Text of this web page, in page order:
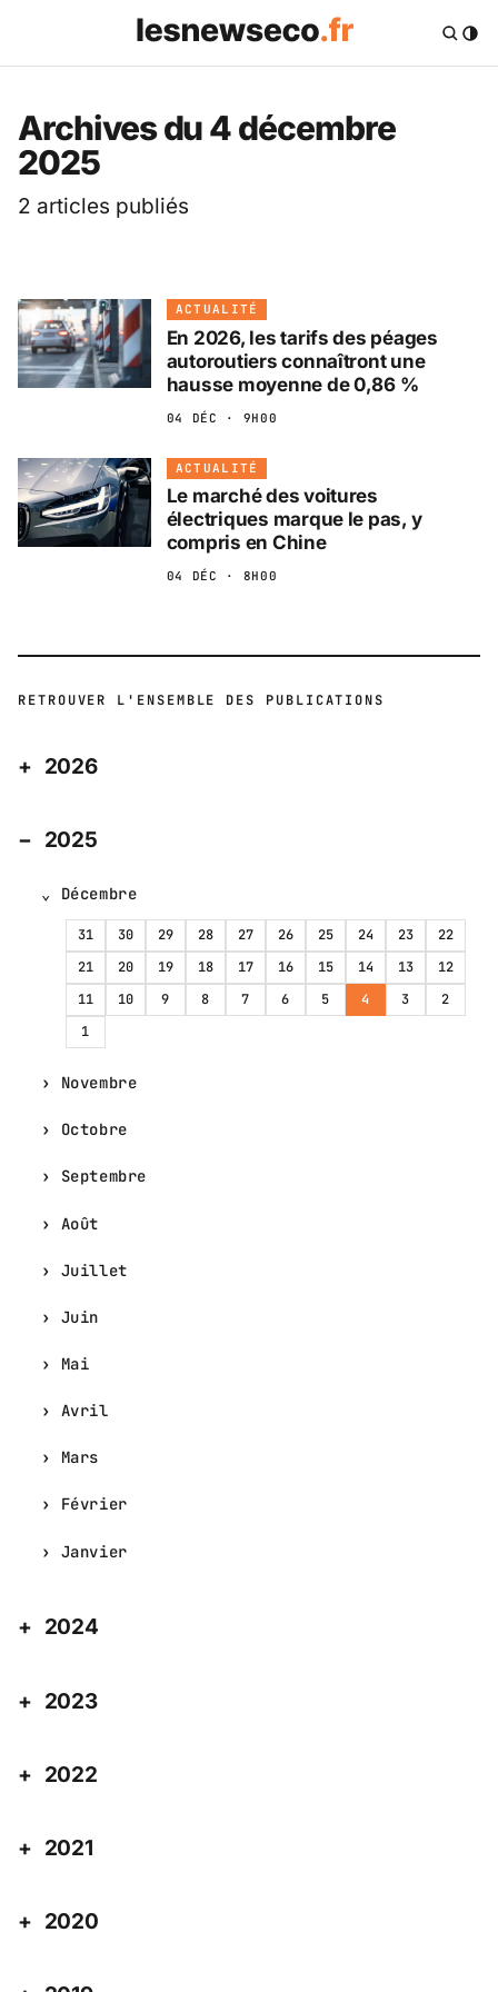
Les News Eco .fr —
Archives du 4 décembre
2025
2 articles publiés
ACTUALITÉ
En 2026, les tarifs des péages
autoroutiers connaîtront une
hausse moyenne de 0,86 %
04 DÉC · 9H00
ACTUALITÉ
Le marché des voitures
électriques marque le pas, y
compris en Chine
04 DÉC · 8H00
RETROUVER L'ENSEMBLE DES PUBLICATIONS
2026
2025
Décembre
31 30 29 28 27 26 25 24 23
22
21
20 19 18 17 16 15 14 13
12
11
10 9 8 7 6 5 4 3
2
1
Novembre
Octobre
Septembre
Août
Juillet
Juin
Mai
Avril
Mars
Février
Janvier
2024
2023
2022
2021
2020